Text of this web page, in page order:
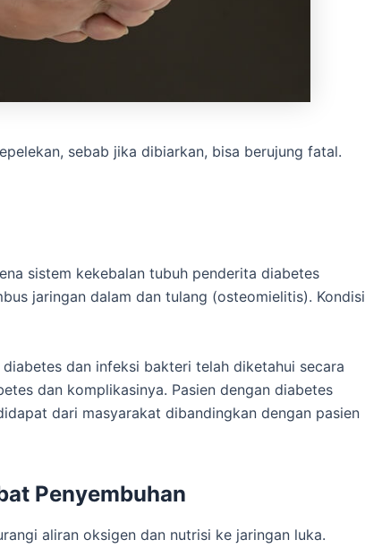
sebab jika dibiarkan, bisa berujung fatal.
sistem kekebalan tubuh penderita diabetes
jaringan dalam dan tulang (osteomielitis). Kondisi
dan infeksi bakteri telah diketahui secara
dan komplikasinya. Pasien dengan diabetes
dari masyarakat dibandingkan dengan pasien
Penyembuhan
aliran oksigen dan nutrisi ke jaringan luka.